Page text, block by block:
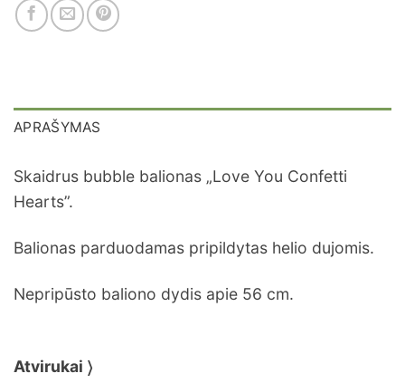
APRAŠYMAS
Skaidrus bubble balionas „Love You Confetti
Hearts”.
Balionas parduodamas pripildytas helio dujomis.
Nepripūsto baliono dydis apie 56 cm.
Atvirukai 〉